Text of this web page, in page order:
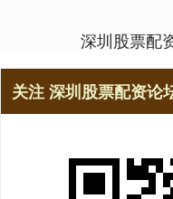
深圳股票配
关注 深圳股票配资论